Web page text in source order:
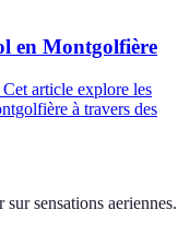
en Montgolfière
article explore les
à travers des
sur sensations aeriennes.